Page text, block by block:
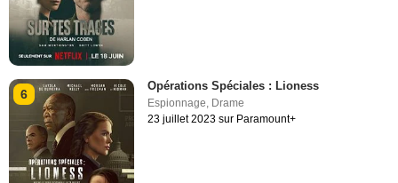
6
Opérations Spéciales : Lioness
Espionnage Drame
23 juillet 2023 sur Paramount+